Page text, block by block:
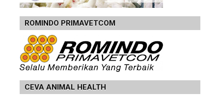
ROMINDO PRIMAVETCOM
CEVA ANIMAL HEALTH